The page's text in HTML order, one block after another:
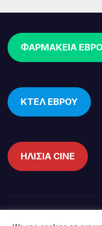
ΦΑΡΜΑΚΕΙΑ
ΚΤΕΛ ΕΒΡΟΥ
ΗΛΙΣΙΑ CINE